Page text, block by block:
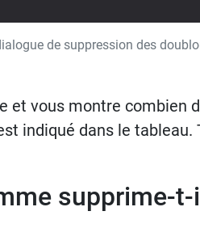
de suppression des
et vous montre combien
indiqué dans le tableau.
supprime-